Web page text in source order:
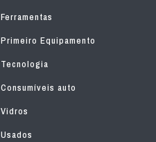
Ferramentas
Primeiro Equipamento
Tecnologia
Consumíveis auto
Vidros
Usados